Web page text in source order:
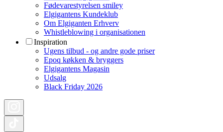
Fødevarestyrelsen smiley
Elgigantens Kundeklub
Om Elgiganten Erhverv
Whistleblowing i organisationen
Inspiration
Ugens tilbud - og andre gode priser
Epoq køkken & bryggers
Elgigantens Magasin
Udsalg
Black Friday 2026